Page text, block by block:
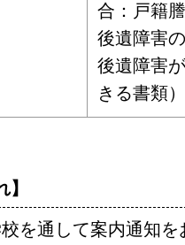
合：戸籍
後遺障害
後遺障害
きる書類）
を通して案内通知を